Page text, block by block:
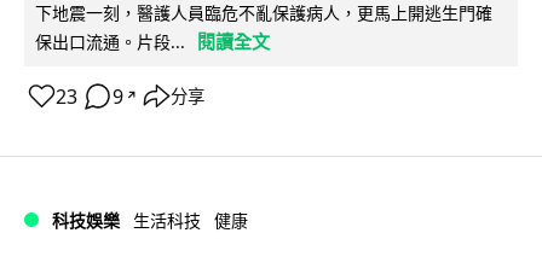
下地震一刻，醫護人員臨危不亂保護病人，更馬上開逃生門確
保出口流通。片段...
閱讀全文
23 9 ↗ 分享
科技娛樂 生活科技 健康